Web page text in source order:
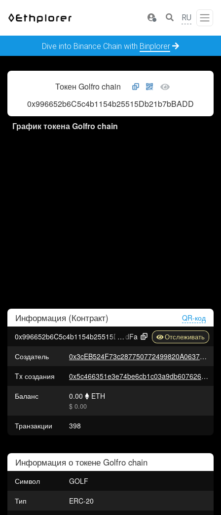
RU
Dive into Binance Chain with Binplorer
Токен Golfro chain
0x996652b6C5c4b1154b25515Db21b7bBADD40ddFa
График токена Golfro chain
Информация (Контракт)
QR-код
0x996652b6C5c4b1154b25515Db21b7bBADD40d
dFa
Создатель
0x3cEB524F73c287750772499820A06375Dc6edDcB
Tx создания
0x5c466351e3e74be6cb1c03a9db60762698cdc55d8e51d0d5e201c84de2e7bf5c
Баланс
0.00 ETH
$ 0.00
Транзакции 398
Информация о токене Golfro chain
Символ
GOLF
Тип
ERC-20